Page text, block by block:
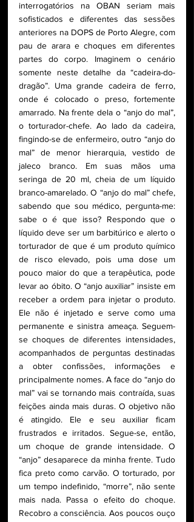
interrogatórios na OBAN seriam mais
sofisticados e diferentes das sessões
anteriores na DOPS de Porto Alegre, com
pau de arara e choques em diferentes
partes do corpo. Imaginem o cenário
somente neste detalhe da “cadeira-do-
dragão”. Uma grande cadeira de ferro,
onde é colocado o preso, fortemente
amarrado. Na frente dela o “anjo do mal”,
o torturador-chefe. Ao lado da cadeira,
fingindo-se de enfermeiro, outro “anjo do
mal” de menor hierarquia, vestido de
jaleco branco. Em suas mãos uma
seringa de 20 ml, cheia de um líquido
branco-amarelado. O “anjo do mal” chefe,
sabendo que sou médico, pergunta-me:
sabe o é que isso? Respondo que o
líquido deve ser um barbitúrico e alerto o
torturador de que é um produto químico
de risco elevado, pois uma dose um
pouco maior do que a terapêutica, pode
levar ao óbito. O “anjo auxiliar” insiste em
receber a ordem para injetar o produto.
Ele não é injetado e serve como uma
permanente e sinistra ameaça. Seguem-
se choques de diferentes intensidades,
acompanhados de perguntas destinadas
a obter confissões, informações e
principalmente nomes. A face do “anjo do
mal” vai se tornando mais contraída, suas
feições ainda mais duras. O objetivo não
é atingido. Ele e seu auxiliar ficam
frustrados e irritados. Segue-se, então,
um choque de grande intensidade. O
“anjo” desaparece da minha frente. Tudo
fica preto como carvão. O torturado, por
um tempo indefinido, “morre”, não sente
mais nada. Passa o efeito do choque.
Recobro a consciência. Aos poucos ouço